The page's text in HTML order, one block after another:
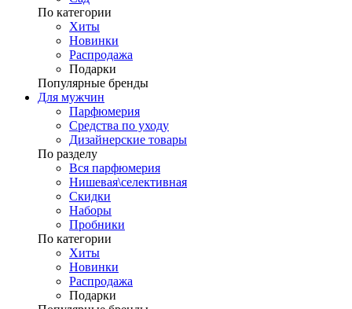
По категории
Хиты
Новинки
Распродажа
Подарки
Популярные бренды
Для мужчин
Парфюмерия
Средства по уходу
Дизайнерские товары
По разделу
Вся парфюмерия
Нишевая\селективная
Скидки
Наборы
Пробники
По категории
Хиты
Новинки
Распродажа
Подарки